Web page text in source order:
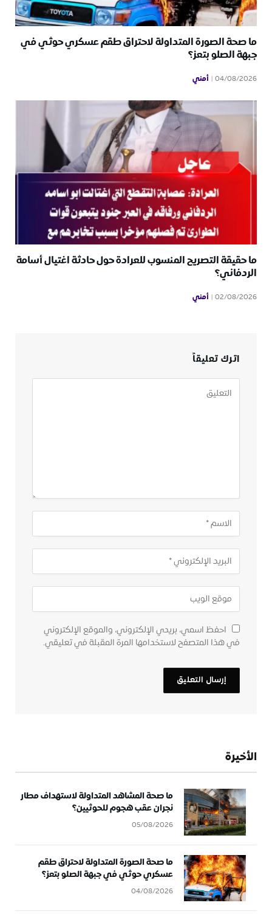
ما صحة الصورة المتداولة لاحتراق طقم عسكري حوثي في
جبهة الصلو بتعز؟
04/08/2026 أمني
ما حقيقة التصريح المنسوب للعرادة حول حادثة اغتيال أسامة
الردفاني؟
02/08/2026 أمني
اترك تعليقاً
احفظ اسمي، بريدي الإلكتروني، والموقع الإلكتروني
في هذا المتصفح لاستخدامها المرة المقبلة في تعليقي.
الأخيرة
ما صحة المشاهد المتداولة لاستهداف مطار
نجران عقب هجوم للحوثيين؟
05/08/2026
ما صحة الصورة المتداولة لاحتراق طقم
عسكري حوثي في جبهة الصلو بتعز؟
04/08/2026